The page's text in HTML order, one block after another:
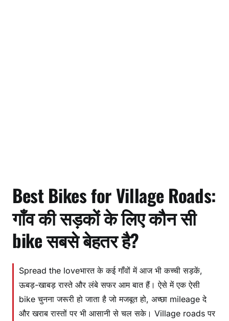
Best Bikes for Village Roads:
गाँव की सड़कों के लिए कौन सी
bike सबसे बेहतर है?
Spread the loveभारत के कई गाँवों में आज भी कच्ची सड़कें,
ऊबड़-खाबड़ रास्ते और लंबे सफर आम बात हैं। ऐसे में एक ऐसी
bike चुनना जरूरी हो जाता है जो मजबूत हो, अच्छा mileage दे
और खराब रास्तों पर भी आसानी से चल सके। Village roads पर